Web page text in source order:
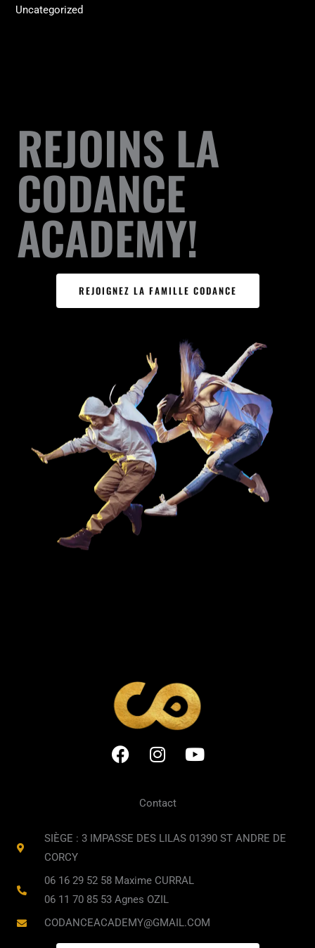
Uncategorized
REJOINS LA
CODANCE
ACADEMY!
REJOIGNEZ LA FAMILLE CODANCE
F
o
k
I
t
g
a
m
Y
b
Contact
SIÈGE : 3 IMPASSE DES LILAS 01390 ST ANDRE DE
CORCY
06 16 29 52 58 Maxime CURRAL
06 11 70 85 53 Agnes OZIL
CODANCEACADEMY@GMAIL.COM